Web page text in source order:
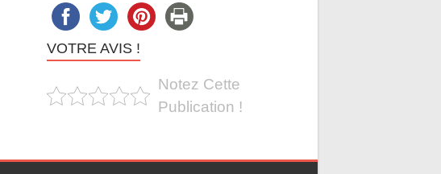
VOTRE AVIS !
Notez Cette
Publication !